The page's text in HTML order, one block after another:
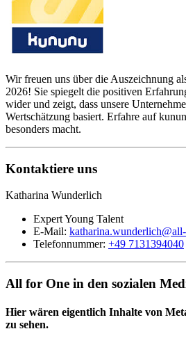
Wir freuen uns über die Auszeichnung
2026! Sie spiegelt die positiven
wider und zeigt, dass unsere
Wertschätzung basiert. Erfahre auf
besonders macht.
Kontaktiere uns
Katharina Wunderlich
Expert Young Talent
E-Mail:
Telefonnummer: +49 7131394040
All for One in den sozialen
Hier wären eigentlich Inhalte von
zu sehen.